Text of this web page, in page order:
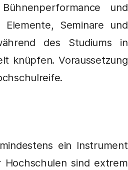
und
Seminare und
des Studiums in
knüpfen. Voraussetzung
ein Instrument
sind extrem